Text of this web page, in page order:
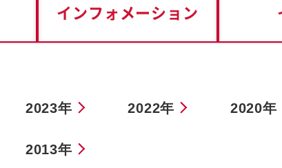
インフォメーション
2023年 2022年 2020年
2013年